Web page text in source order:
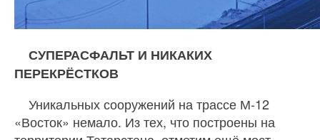
СУПЕРАСФАЛЬТ И НИКАКИХ
ПЕРЕКРЁСТКОВ
Уникальных сооружений на трассе М-12
«Восток» немало. Из тех, что построены на